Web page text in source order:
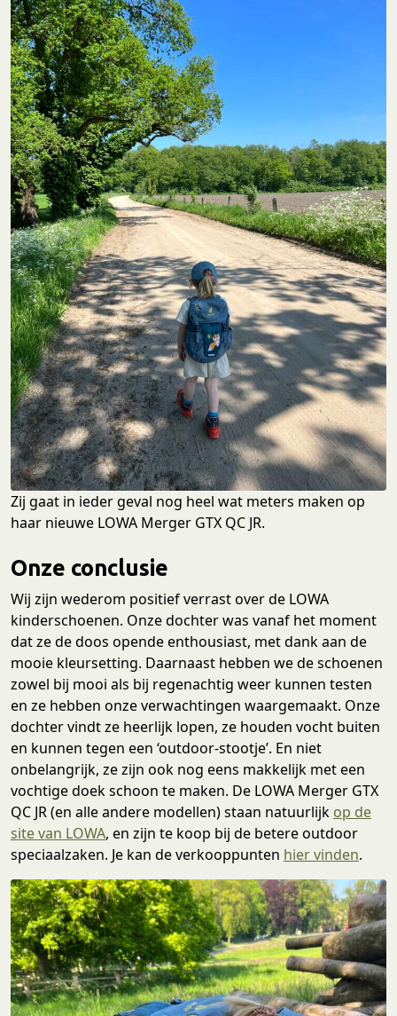
Zij gaat in ieder geval nog heel wat meters maken op
haar nieuwe LOWA Merger GTX QC JR.
Onze conclusie
Wij zijn wederom positief verrast over de LOWA
kinderschoenen. Onze dochter was vanaf het moment
dat ze de doos opende enthousiast, met dank aan de
mooie kleursetting. Daarnaast hebben we de schoenen
zowel bij mooi als bij regenachtig weer kunnen testen
en ze hebben onze verwachtingen waargemaakt. Onze
dochter vindt ze heerlijk lopen, ze houden vocht buiten
en kunnen tegen een ‘outdoor-stootje’. En niet
onbelangrijk, ze zijn ook nog eens makkelijk met een
vochtige doek schoon te maken. De LOWA Merger GTX
QC JR (en alle andere modellen) staan natuurlijk op de
site van LOWA, en zijn te koop bij de betere outdoor
speciaalzaken. Je kan de verkooppunten hier vinden.